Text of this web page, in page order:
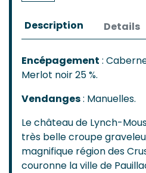
Description Details
Encépagement :
Merlot noir 25 %.
Vendanges: Manuelles.
Le château de Lynch-
très belle croupe
magnifique région des
couronne la ville de